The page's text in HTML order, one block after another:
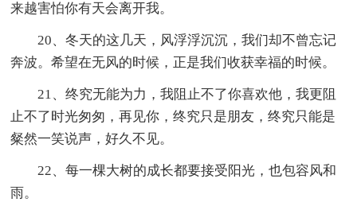
来越害怕你有天会离开我。
20、冬天的这几天，风浮浮沉沉，我们却不曾忘记
奔波。希望在无风的时候，正是我们收获幸福的时候。
21、终究无能为力，我阻止不了你喜欢他，我更阻
止不了时光匆匆，再见你，终究只是朋友，终究只能是
粲然一笑说声，好久不见。
22、每一棵大树的成长都要接受阳光，也包容风和
雨。